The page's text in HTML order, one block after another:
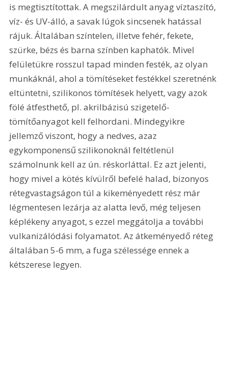
is megtisztítottak. A megszilárdult anyag víztaszító,
víz- és UV-álló, a savak lúgok sincsenek hatással
rájuk. Általában színtelen, illetve fehér, fekete,
szürke, bézs és barna színben kaphatók. Mivel
felületükre rosszul tapad minden festék, az olyan
munkáknál, ahol a tömítéseket festékkel szeretnénk
eltüntetni, szilikonos tömítések helyett, vagy azok
fölé átfesthető, pl. akrilbázisú szigetelő-
tömítőanyagot kell felhordani. Mindegyikre
jellemző viszont, hogy a nedves, azaz
egykomponensű szilikonoknál feltétlenül
számolnunk kell az ún. réskorláttal. Ez azt jelenti,
hogy mivel a kötés kívülről befelé halad, bizonyos
rétegvastagságon túl a kikeményedett rész már
légmentesen lezárja az alatta levő, még teljesen
képlékeny anyagot, s ezzel meggátolja a további
vulkanizálódási folyamatot. Az átkeményedő réteg
általában 5-6 mm, a fuga szélessége ennek a
kétszerese legyen.